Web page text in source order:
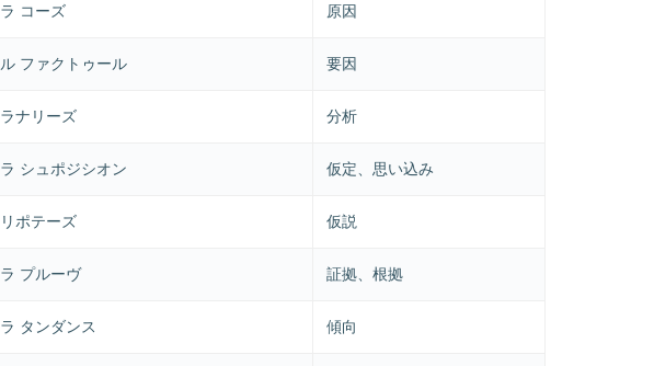
ラ コーズ 原因
ル ファクトゥール 要因
ラナリーズ 分析
ラ シュポジシオン 仮定、思い込み
リポテーズ 仮説
ラ プルーヴ 証拠、根拠
ラ タンダンス 傾向